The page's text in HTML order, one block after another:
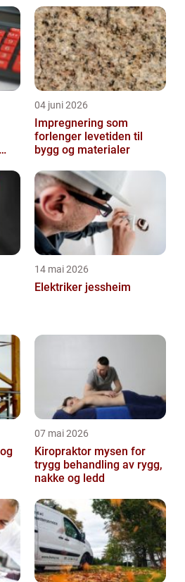
04 juni 2026
Impregnering som
forlenger levetiden til
bygg og materialer
14 mai 2026
Elektriker jessheim
07 mai 2026
Kiropraktor mysen for
trygg behandling av rygg,
nakke og ledd